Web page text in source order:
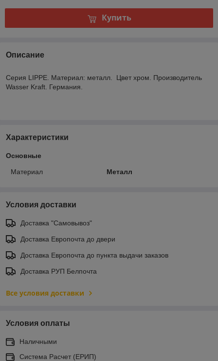
Купить
Описание
Серия LIPPE. Материал: металл. Цвет хром. Производитель
Wasser Kraft. Германия.
Характеристики
Основные
Материал Металл
Условия доставки
Доставка "Самовывоз"
Доставка Европочта до двери
Доставка Европочта до пункта выдачи заказов
Доставка РУП Белпочта
Все условия доставки
Условия оплаты
Наличными
Система Расчет (ЕРИП)